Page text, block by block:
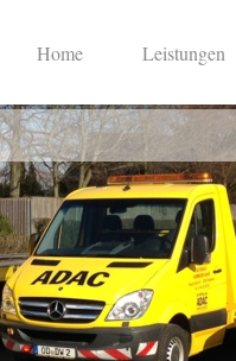
Home Leistungen